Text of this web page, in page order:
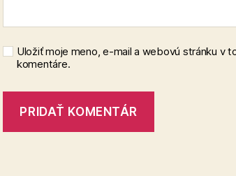
Uložiť moje meno, e-mail a webovú stránku v
komentáre.